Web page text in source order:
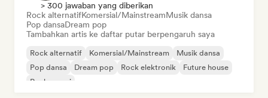
> 300 jawaban yang diberikan
Rock alternatifKomersial/MainstreamMusik dansa
Pop dansaDream pop
Tambahkan artis ke daftar putar berpengaruh saya
Rock alternatif Komersial/Mainstream
Musik dansa
Pop dansa
Dream pop Rock elektronik
Future house
Rock garasi